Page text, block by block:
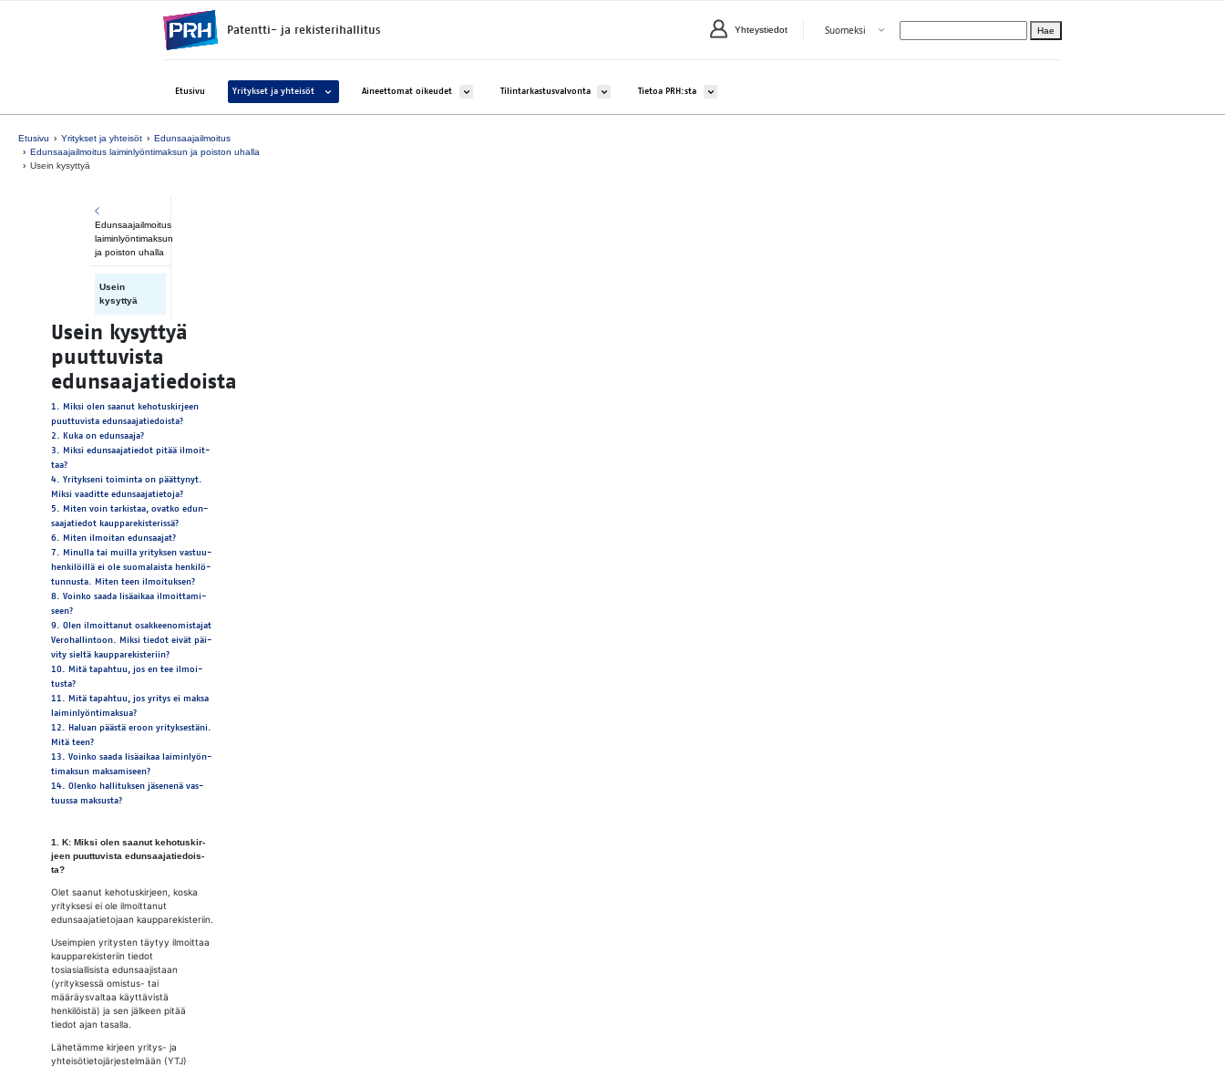
Patentti- ja rekisterihallitus Yhteystiedot Valitse kieli
Suomeksi Avaa valikko Hae
Etusivu Yritykset ja yhteisöt Avaa alavalikko kohteelle Yritykset ja yhteisöt
Aineettomat oikeudet Avaa alavalikko kohteelle Aineettomat oikeudet
Tilintarkastusvalvonta Avaa alavalikko kohteelle Tilintarkastusvalvonta
Tietoa PRH:sta Avaa alavalikko kohteelle Tietoa PRH:sta
Etusivu Yritykset ja yhteisöt
Edunsaajailmoitus
Edunsaajailmoitus laiminlyöntimaksun ja poiston uhalla
Usein kysyttyä
Usein kysyttyä
puuttuvista
edunsaajatiedoista
1. Mik­si olen saa­nut ke­ho­tus­kir­jeen
puut­tu­vis­ta edun­saa­ja­tie­dois­ta?
2. Kuka on edun­saa­ja?
3. Mik­si edun­saa­ja­tie­dot pi­tää il­moit­
taa?
4. Yri­tyk­se­ni toi­min­ta on päät­ty­nyt.
Mik­si vaa­dit­te edun­saa­ja­tie­to­ja?
5. Mi­ten voin tar­kis­taa, ovat­ko edun­
saa­ja­tie­dot kaup­pa­re­kis­te­ris­sä?
6. Mi­ten il­moi­tan edun­saa­jat?
7. Mi­nul­la tai muil­la yri­tyk­sen vas­tuu­
hen­ki­löil­lä ei ole suo­ma­lais­ta hen­ki­lö­
tun­nus­ta. Mi­ten teen il­moi­tuk­sen?
8. Voin­ko saa­da li­sä­ai­kaa il­moit­ta­mi­
seen?
9. Olen il­moit­ta­nut osak­kee­no­mis­ta­jat
Ve­ro­hal­lin­toon. Mik­si tie­dot ei­vät päi­
vi­ty siel­tä kaup­pa­re­kis­te­riin?
10. Mitä ta­pah­tuu, jos en tee il­moi­
tus­ta?
11. Mitä ta­pah­tuu, jos yri­tys ei mak­sa
lai­min­lyön­ti­mak­sua?
12. Ha­luan pääs­tä eroon yri­tyk­ses­tä­ni.
Mitä teen?
13. Voin­ko saa­da li­sä­ai­kaa lai­min­lyön­
ti­mak­sun mak­sa­mi­seen?
14. Olen­ko hal­li­tuk­sen jä­se­ne­nä vas­
tuus­sa mak­sus­ta?
1. K: Mik­si olen saa­nut ke­ho­tus­kir­
jeen puut­tu­vis­ta edun­saa­ja­tie­dois­
ta?
Olet saanut kehotuskirjeen, koska
yrityksesi ei ole ilmoittanut
edunsaajatietojaan kaupparekisteriin.
Useimpien yritysten täytyy ilmoittaa
kaupparekisteriin tiedot
tosiasiallisista edunsaajistaan
(yrityksessä omistus- tai
määräysvaltaa käyttävistä
henkilöistä) ja sen jälkeen pitää
tiedot ajan tasalla.
Lähetämme kirjeen yritys- ja
yhteisötietojärjestelmään (YTJ)
Edunsaajailmoitus
laiminlyöntimaksun
ja poiston uhalla
Usein
kysyttyä